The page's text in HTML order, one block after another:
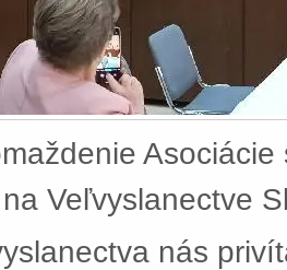
Veľvyslanectve
nás